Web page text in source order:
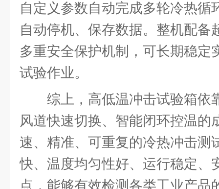
自定义参数自动完成多轮冷热循
自动停机、保存数据。整机配备
多重安全保护机制，可长期稳定
试验作业。
综上，高低温冲击试验箱依
风道快速切换、智能闭环控温的
速、精准、可重复的冷热冲击测
快、温度均匀性好、运行稳定、
点，能够有效检测各类工业产品